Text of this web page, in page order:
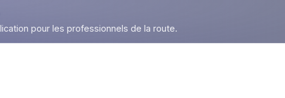
pour les professionnels de la route.